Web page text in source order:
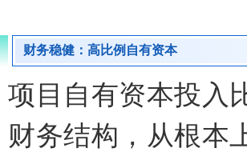
财务稳健：高比例自有资本
项目自有资本投入
财务结构，从根本